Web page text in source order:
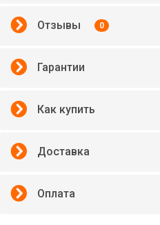
Отзывы 0
Гарантии
Как купить
Доставка
Оплата